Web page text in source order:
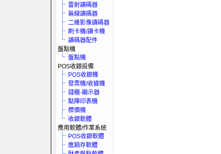
雷射讀碼器
無線讀碼器
二維影像讀碼器
刷卡機/讀卡機
讀碼器配件
盤點機
盤點機
POS收銀設備
POS收銀機
發票機/收據機
錢櫃-顯示器
點陣印表機
標價機
收銀軟體
應用軟體/作業系統
POS收銀軟體
進銷存軟體